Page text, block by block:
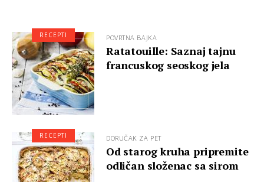
POVRTNA BAJKA
Ratatouille: Saznaj tajnu
francuskog seoskog jela
RECEPTI
DORUČAK ZA PET
Od starog kruha pripremite
odličan složenac sa sirom
RECEPTI